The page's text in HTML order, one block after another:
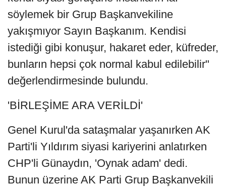
söylemek bir Grup Başkanvekiline
yakışmıyor Sayın Başkanım. Kendisi
istediği gibi konuşur, hakaret eder, küfreder,
bunların hepsi çok normal kabul edilebilir"
değerlendirmesinde bulundu.
'BİRLEŞİME ARA VERİLDİ'
Genel Kurul'da sataşmalar yaşanırken AK
Parti'li Yıldırım siyasi kariyerini anlatırken
CHP'li Günaydın, 'Oynak adam' dedi.
Bunun üzerine AK Parti Grup Başkanvekili